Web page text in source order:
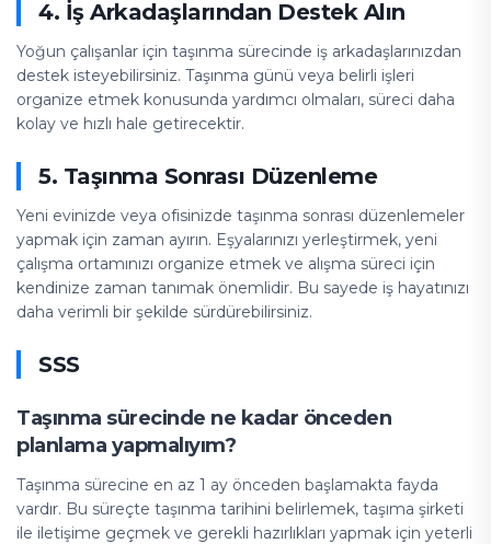
4. İş Arkadaşlarından Destek Alın
Yoğun çalışanlar için taşınma sürecinde iş arkadaşlarınızdan
destek isteyebilirsiniz. Taşınma günü veya belirli işleri
organize etmek konusunda yardımcı olmaları, süreci daha
kolay ve hızlı hale getirecektir.
5. Taşınma Sonrası Düzenleme
Yeni evinizde veya ofisinizde taşınma sonrası düzenlemeler
yapmak için zaman ayırın. Eşyalarınızı yerleştirmek, yeni
çalışma ortamınızı organize etmek ve alışma süreci için
kendinize zaman tanımak önemlidir. Bu sayede iş hayatınızı
daha verimli bir şekilde sürdürebilirsiniz.
SSS
Taşınma sürecinde ne kadar önceden
planlama yapmalıyım?
Taşınma sürecine en az 1 ay önceden başlamakta fayda
vardır. Bu süreçte taşınma tarihini belirlemek, taşıma şirketi
ile iletişime geçmek ve gerekli hazırlıkları yapmak için yeterli